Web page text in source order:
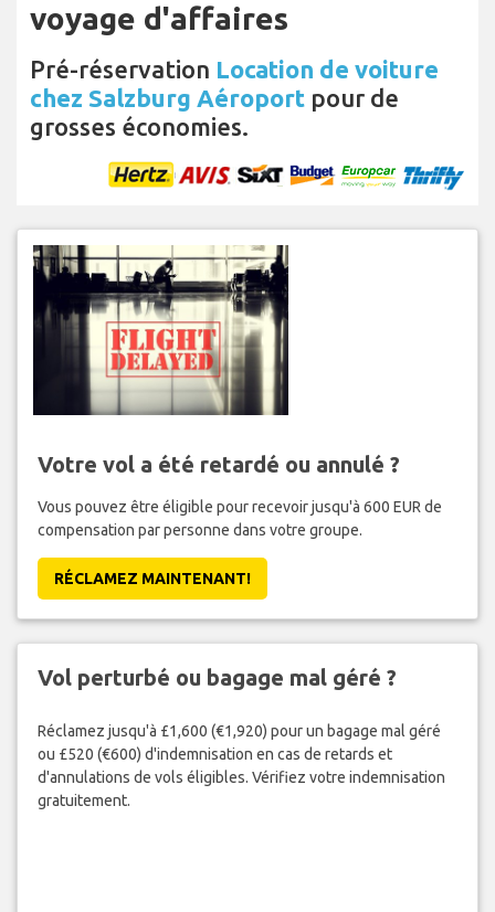
voyage d'affaires
Pré-réservation Location de voiture
chez Salzburg Aéroport pour de
grosses économies.
Votre vol a été retardé ou annulé ?
Vous pouvez être éligible pour recevoir jusqu'à 600 EUR de
compensation par personne dans votre groupe.
RÉCLAMEZ MAINTENANT!
Vol perturbé ou bagage mal géré ?
Réclamez jusqu'à £1,600 (€1,920) pour un bagage mal géré
ou £520 (€600) d'indemnisation en cas de retards et
d'annulations de vols éligibles. Vérifiez votre indemnisation
gratuitement.